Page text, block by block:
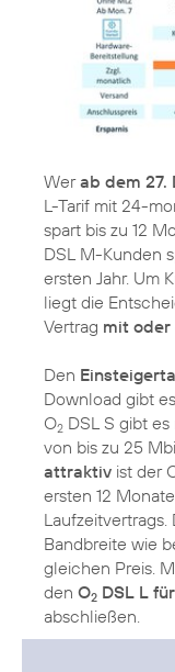
Werab dem 27.
L-Tarif mit 24-
spart bis zu 12
DSL M-Kunden
ersten Jahr. Um
liegt die
Vertrag mit oder
Den
Download gibt
O2 DSL S gibt
von bis zu 25
attraktiv ist der
ersten 12
Bandbreite wie
gleichen Preis.
den O2 DSL L
abschließen.